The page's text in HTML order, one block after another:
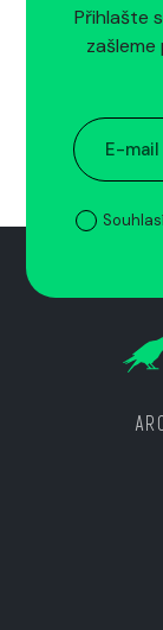
Přihlašte
zašleme